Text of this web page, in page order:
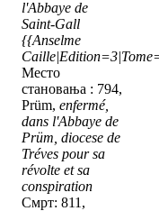
l'Abbaye de
Saint-Gall
{{Anselme
Место
становања : 794,
Prüm, enfermé,
dans l'Abbaye de
Prüm, diocese de
Tréves pour sa
révolte et sa
conspiration
Смрт: 811,